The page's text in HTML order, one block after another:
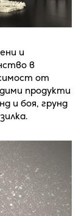
и
в
от
продукти
и боя, грунд